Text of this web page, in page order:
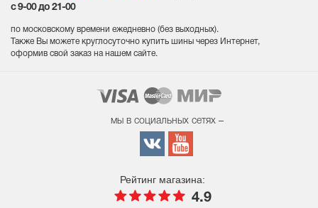
с 9-00 до 21-00
по московскому времени ежедневно (без выходных).
Также Вы можете круглосуточно купить шины через Интернет,
оформив свой заказ на нашем сайте.
мы в социальных сетях –
Рейтинг магазина:
4.9